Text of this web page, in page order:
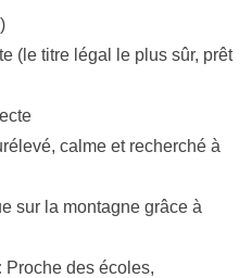
(le titre légal le plus sûr, prêt
calme et recherché à
sur la montagne grâce à
Proche des écoles,